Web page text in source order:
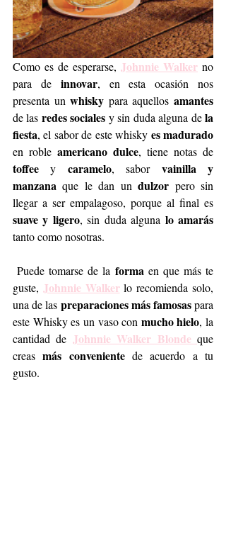
Como es de esperarse, Johnnie Walker no
para de innovar, en esta ocasión nos
presenta un whisky para aquellos amantes
de las redes sociales y sin duda alguna de la
fiesta, el sabor de este whisky es madurado
en roble americano dulce
toffee y caramelo, sabor vainilla y
manzana que le dan un dulzor pero sin
suave y ligero, sin duda alguna
tanto como nosotras.
Puede tomarse de la forma en que más te
guste, Johnnie Walker lo recomienda solo,
una de las preparaciones más famosas para
este Whisky es un vaso con mucho hielo, la
cantidad de Johnnie Walker Blonde que
creas más conveniente de acuerdo a tu
gusto.